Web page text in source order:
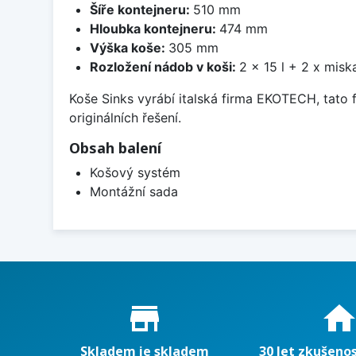
Šíře kontejneru: 510 mm
Hloubka kontejneru: 474 mm
Výška koše: 305 mm
Rozložení nádob v koši: 2 x 15 l + 2 x
Koše Sinks vyrábí italská firma EKOTECH,
originálních řešení.
Obsah balení
Košový systém
Montážní sada
Proč nakupovat u nás?
store_mall_directory
Skladem je skladem
home
30 let